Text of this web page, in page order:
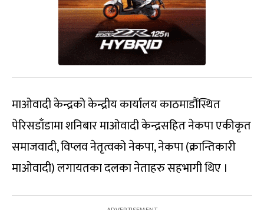
माओवादी केन्द्रको केन्द्रीय कार्यालय काठमाडौंस्थित
पेरिसडाँडामा शनिबार माओवादी केन्द्रसहित नेकपा एकीकृत
समाजवादी, विप्लव नेतृत्वको नेकपा, नेकपा (क्रान्तिकारी
माओवादी) लगायतका दलका नेताहरु सहभागी थिए ।